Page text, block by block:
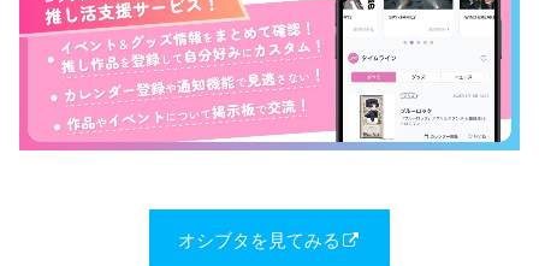
オシブタを見てみる